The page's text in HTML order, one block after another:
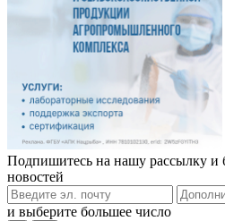
Подпишитесь на нашу рассылку и
новостей
и выберите большее число